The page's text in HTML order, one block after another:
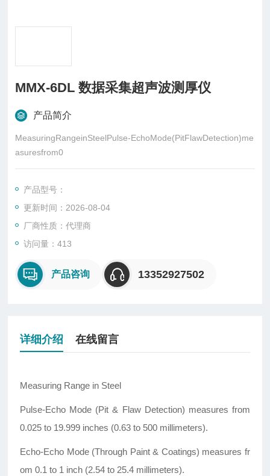
MMX-6DL 数据采集超声波测厚仪
产品简介
MeasuringRangeinSteelPulse-EchoMode(PitFlawDetection)me
asuresfrom0
产品型号：
更新时间：2026-08-04
厂商性质：代理商
访问量：413
产品咨询 13352927502
详细介绍 在线留言
Measuring Range in Steel
Pulse-Echo Mode (Pit & Flaw Detection) measures from
0.025 to 19.999 inches (0.63 to 500 millimeters).
Echo-Echo Mode (Through Paint & Coatings) measures fr
om 0.1 to 1 inch (2.54 to 25.4 millimeters).